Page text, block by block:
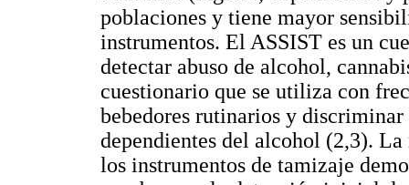
poblaciones y tiene mayor
instrumentos. El ASSIST es un
detectar abuso de alcohol,
cuestionario que se utiliza con
bebedores rutinarios y discriminar
dependientes del alcohol (2,3).
los instrumentos de tamizaje